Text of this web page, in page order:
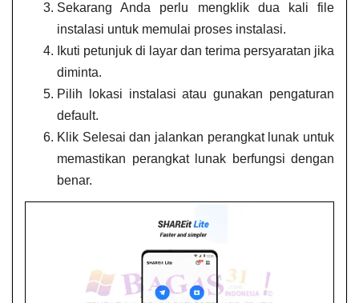
Sekarang Anda perlu mengklik dua kali file
instalasi untuk memulai proses instalasi.
Ikuti petunjuk di layar dan terima persyaratan jika
diminta.
Pilih lokasi instalasi atau gunakan pengaturan
default.
Klik Selesai dan jalankan perangkat lunak untuk
memastikan perangkat lunak berfungsi dengan
benar.